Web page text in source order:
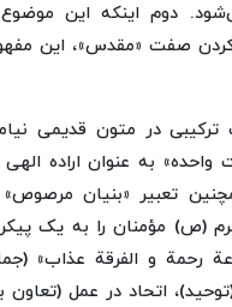
دوم اینکه این
صفت «مقدس»، این
ترکیبی در متون قدیمی
واحده» به عنوان اراده
تعبیر «بنیان
(ص) مؤمنان را به یک
رحمة و الفرقة عذاب»
اتحاد در عمل (تعاون